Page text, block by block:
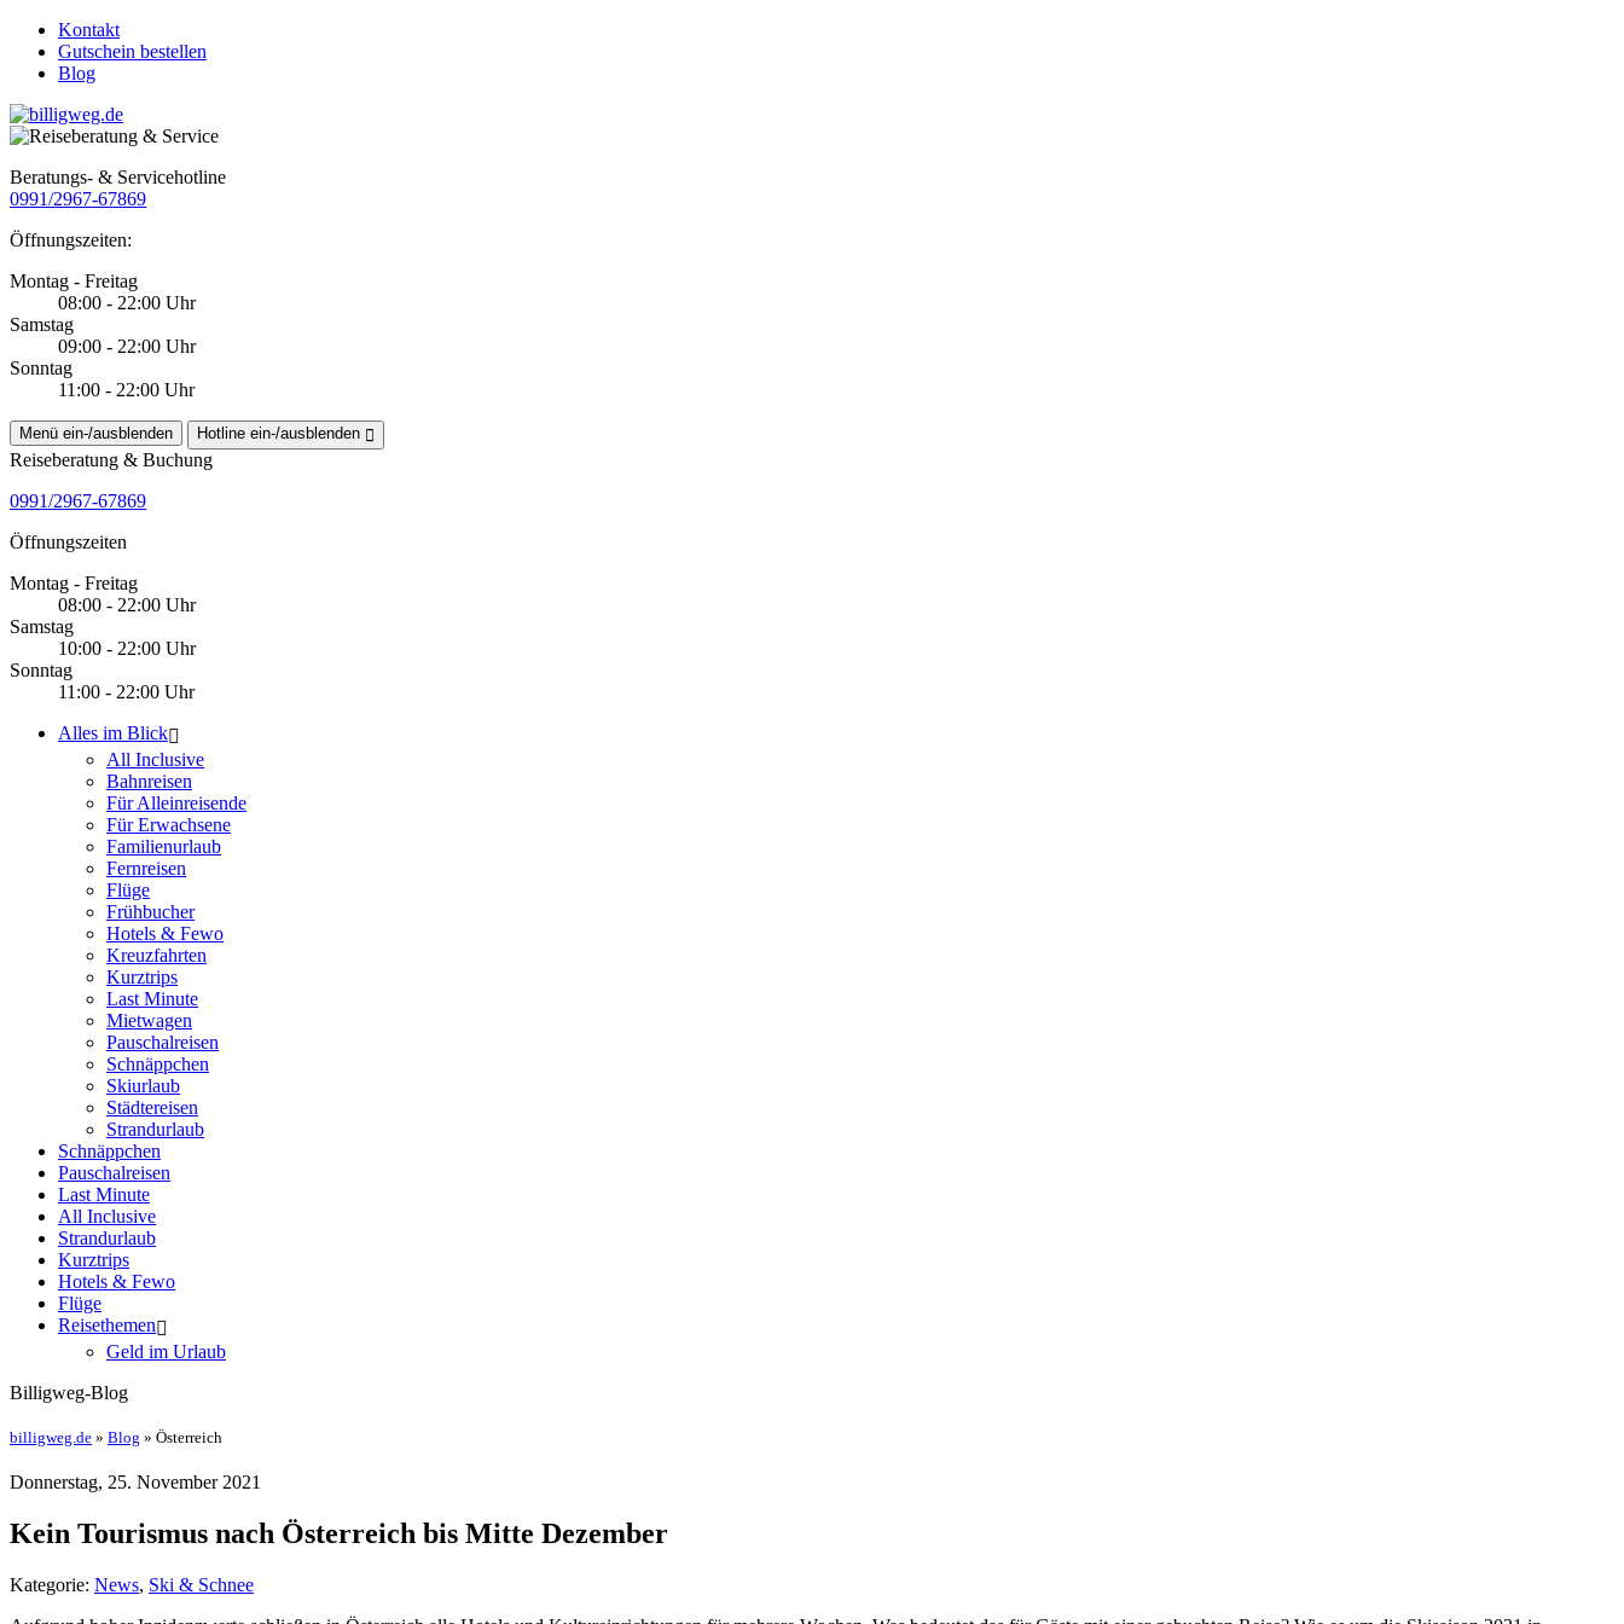
Kontakt
Gutschein bestellen
Blog
Beratungs- & Servicehotline
0991/2967-67869
Öffnungszeiten:
Montag - Freitag
08:00 - 22:00 Uhr
Samstag
09:00 - 22:00 Uhr
Sonntag
11:00 - 22:00 Uhr
Menü ein-/ausblenden Hotline ein-/ausblenden
Reiseberatung & Buchung
0991/2967-67869
Öffnungszeiten
Montag - Freitag
08:00 - 22:00 Uhr
Samstag
10:00 - 22:00 Uhr
Sonntag
11:00 - 22:00 Uhr
Alles im Blick
All Inclusive
Bahnreisen
Für Alleinreisende
Für Erwachsene
Familienurlaub
Fernreisen
Flüge
Frühbucher
Hotels & Fewo
Kreuzfahrten
Kurztrips
Last Minute
Mietwagen
Pauschalreisen
Schnäppchen
Skiurlaub
Städtereisen
Strandurlaub
Schnäppchen
Pauschalreisen
Last Minute
All Inclusive
Strandurlaub
Kurztrips
Hotels & Fewo
Flüge
Reisethemen
Geld im Urlaub
Billigweg-Blog
billigweg.de » Blog » Österreich
Donnerstag, 25. November 2021
Kein Tourismus nach Österreich bis Mitte Dezember
Kategorie: News, Ski & Schnee